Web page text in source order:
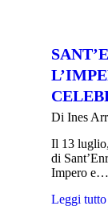
Di Ines
Il 13
di
Impero e…
Leggi tutto